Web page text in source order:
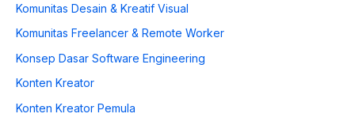
Komunitas Desain & Kreatif Visual
Komunitas Freelancer & Remote Worker
Konsep Dasar Software Engineering
Konten Kreator
Konten Kreator Pemula